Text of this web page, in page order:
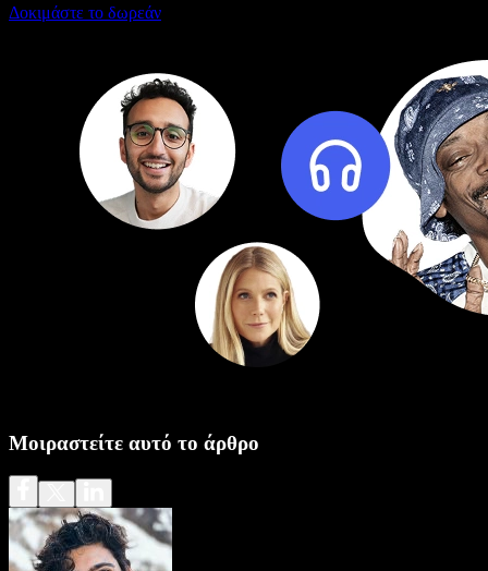
Δοκιμάστε το δωρεάν
Μοιραστείτε αυτό το άρθρο